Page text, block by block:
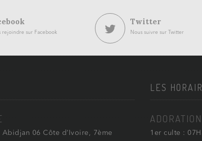
rejoindre sur Facebook
Twitter
Nous suivre sur Twitter
Abidjan 06 Côte d’Ivoire, 7ème
LES
1er culte :